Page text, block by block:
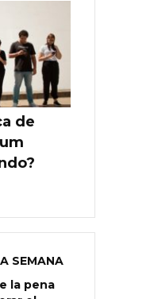
de
SEMANA
la pena